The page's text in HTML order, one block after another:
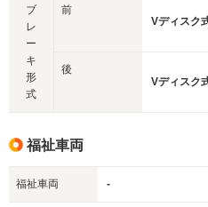
ブ
レ
ー
キ
形
式
前
Vディスク
後
Vディスク
福祉車両
福祉車両 -